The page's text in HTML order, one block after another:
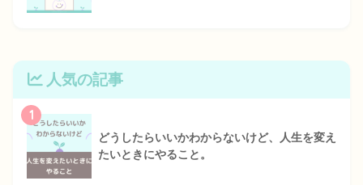
人気の記事
1
どうしたらいいかわからないけど、人生を変え
たいときにやること。